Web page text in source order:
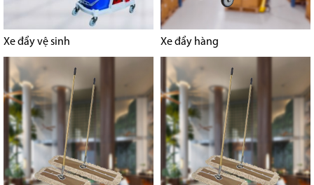
Xe đẩy vệ sinh Xe đẩy hàng